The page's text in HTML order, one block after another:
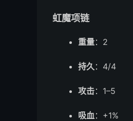
虹魔项链
重量：2
持久：4/4
攻击：1–5
吸血：+1%